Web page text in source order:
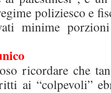
poliziesco e
minime
ricordare che
ai “colpevoli”